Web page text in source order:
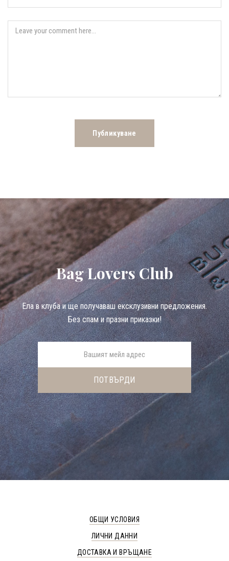
Bag Lovers Club
Eла в клуба и ще получаваш ексклузивни предложения.
Без спам и празни приказки!
ОБЩИ УСЛОВИЯ
ЛИЧНИ ДАННИ
ДОСТАВКА И ВРЪЩАНЕ